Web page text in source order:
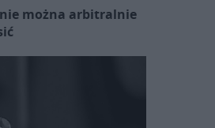
można arbitralnie